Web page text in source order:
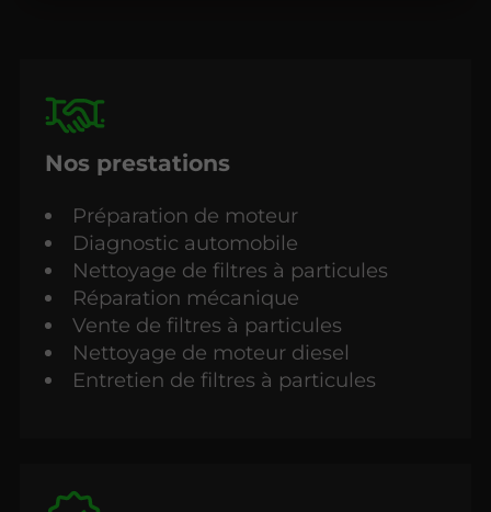
Nos prestations
Préparation de moteur
Diagnostic automobile
Nettoyage de filtres à particules
Réparation mécanique
Vente de filtres à particules
Nettoyage de moteur diesel
Entretien de filtres à particules